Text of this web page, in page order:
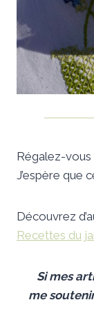
Régalez-
J’espère que
Découvrez
Recettes du
Si mes
me